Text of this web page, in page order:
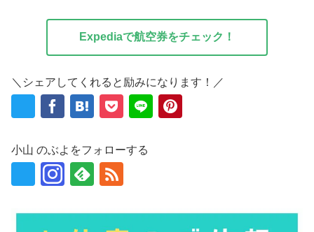
Expediaで航空券をチェック！
＼シェアしてくれると励みになります！／
小山 のぶよをフォローする